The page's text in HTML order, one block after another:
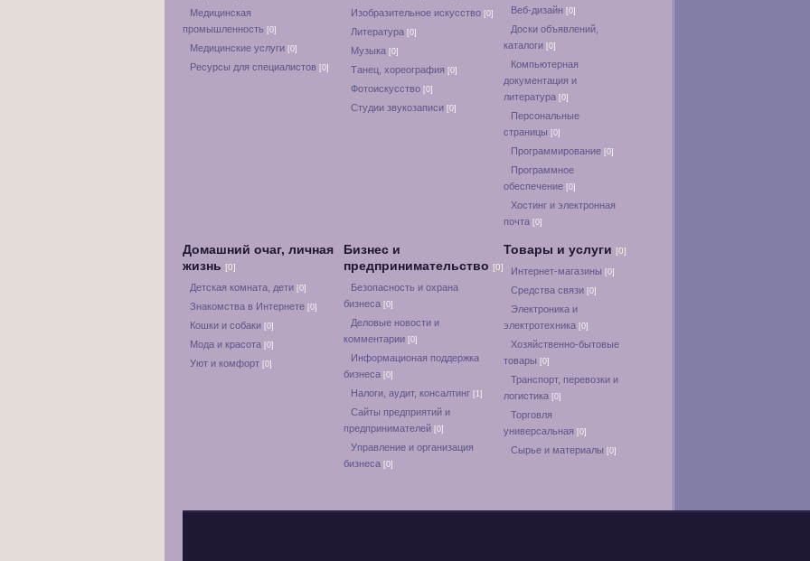
Медицинская
промышленность [0]
Медицинские услуги [0]
Ресурсы для специалистов [0]
Изобразительное искусство [0]
Литература [0]
Музыка [0]
Танец, хореография [0]
Фотоискусство [0]
Студии звукозаписи [0]
Веб-дизайн [0]
Доски объявлений,
каталоги [0]
Компьютерная
документация и
литература [0]
Персональные
страницы [0]
Программирование [0]
Программное
обеспечение [0]
Хостинг и электронная
почта [0]
Домашний очаг, личная
жизнь [0]
Детская комната, дети [0]
Знакомства в Интернете [0]
Кошки и собаки [0]
Мода и красота [0]
Уют и комфорт [0]
Бизнес и
предпринимательство [0]
Безопасность и охрана
бизнеса [0]
Деловые новости и
комментарии [0]
Информационая поддержка
бизнеса [0]
Налоги, аудит, консалтинг [1]
Сайты предприятий и
предпринимателей [0]
Управление и организация
бизнеса [0]
Товары и услуги [0]
Интернет-магазины [0]
Средства связи [0]
Электроника и
электротехника [0]
Хозяйственно-бытовые
товары [0]
Транспорт, перевозки и
логистика [0]
Торговля
универсальная [0]
Сырье и материалы [0]